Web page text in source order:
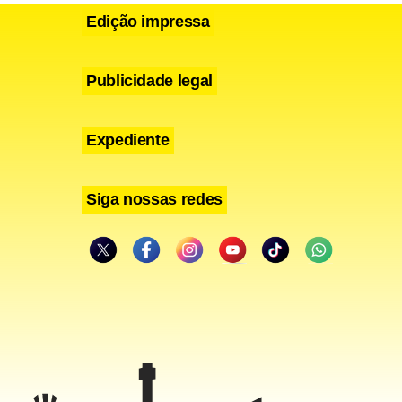
primeiro
sobre
Edição impressa
Publicidade legal
Expediente
Siga nossas redes